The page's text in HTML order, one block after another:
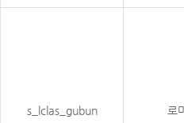
s_lclas_gubun 로